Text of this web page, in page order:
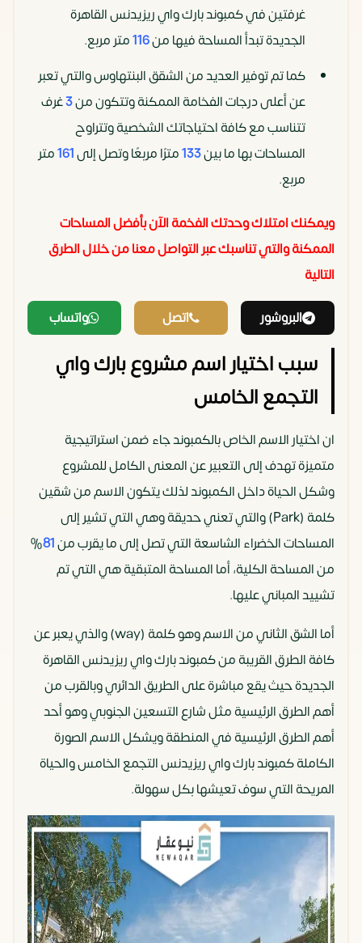
غرفتين في كمبوند بارك واي ريزيدنس القاهرة
الجديدة تبدأ المساحة فيها من116متر مربع.
كما تم توفير العديد من الشقق البنتهاوس والتي تعبر
عن أعلى درجات الفخامة الممكنة وتتكون من3غرف
تتناسب مع كافة احتياجاتك الشخصية وتتراوح
المساحات بها ما بين133مترًا مربعًا وتصل إلى161متر
مربع.
ويمكنك امتلاك وحدتك الفخمة الآن بأفضل المساحات
الممكنة والتي تناسبك عبر التواصل معنا من خلال الطرق
التالية
البروشور اتصل واتساب
سبب اختيار اسم مشروع بارك واي
التجمع الخامس
ان اختيار الاسم الخاص بالكمبوند جاء ضمن استراتيجية
متميزة تهدف إلى التعبير عن المعنى الكامل للمشروع
وشكل الحياة داخل الكمبوند لذلك يتكون الاسم من شقين
كلمة (Park) والتي تعني حديقة وهي التي تشير إلى
المساحات الخضراء الشاسعة التي تصل إلى ما يقرب من81
%
من المساحة الكلية، أما المساحة المتبقية هي التي تم
تشييد المباني عليها.
أما الشق الثاني من الاسم وهو كلمة (way) والذي يعبر عن
كافة الطرق القريبة من كمبوند بارك واي ريزيدنس القاهرة
الجديدة حيث يقع مباشرة على الطريق الدائري وبالقرب من
أهم الطرق الرئيسية مثل شارع التسعين الجنوبي وهو أحد
أهم الطرق الرئيسية في المنطقة ويشكل الاسم الصورة
الكاملة كمبوند بارك واي ريزيدنس التجمع الخامس والحياة
المريحة التي سوف تعيشها بكل سهولة.